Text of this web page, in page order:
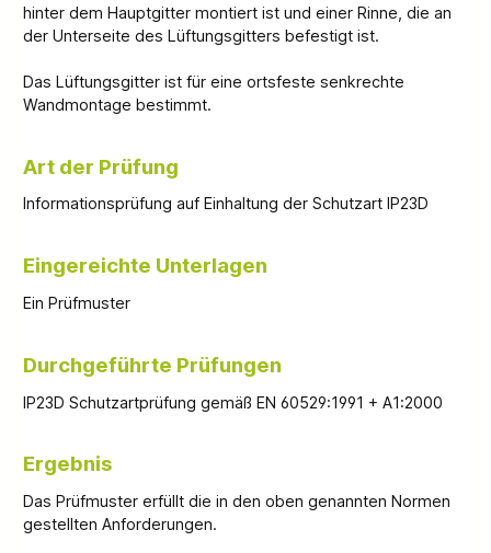
hinter dem Hauptgitter montiert ist und einer Rinne, die an
der Unterseite des Lüftungsgitters befestigt ist.
Das Lüftungsgitter ist für eine ortsfeste senkrechte
Wandmontage bestimmt.
Art der Prüfung
Informationsprüfung auf Einhaltung der Schutzart IP23D
Eingereichte Unterlagen
Ein Prüfmuster
Durchgeführte Prüfungen
IP23D Schutzartprüfung gemäß EN 60529:1991 + A1:2000
Ergebnis
Das Prüfmuster erfüllt die in den oben genannten Normen
gestellten Anforderungen.